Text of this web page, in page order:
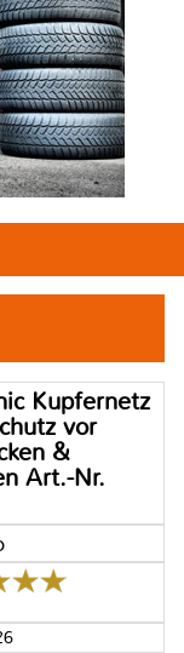
Kupfernetz
vor
&
Art.-Nr.